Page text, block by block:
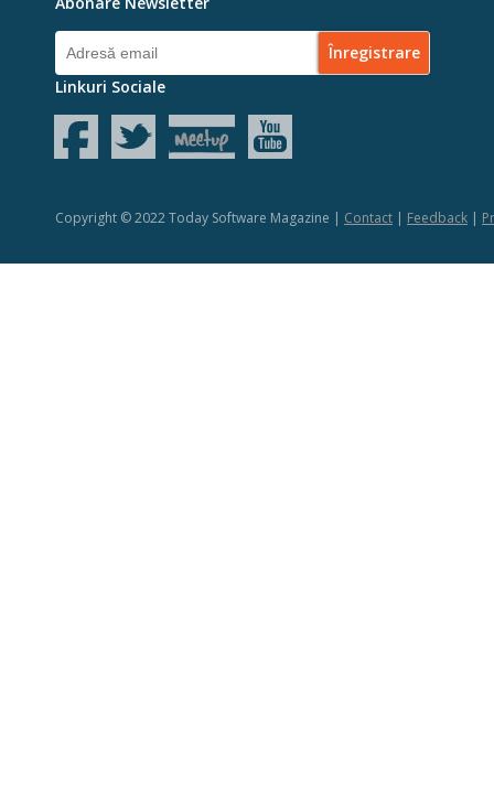
Linkuri Sociale
Copyright © 2022 Today Software Magazine | Contact | Feedback |